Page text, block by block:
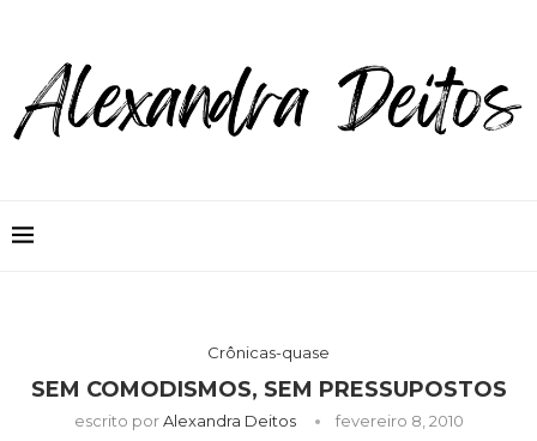
Crônicas-quase
SEM COMODISMOS, SEM PRESSUPOSTOS
escrito porAlexandra Deitos fevereiro 8, 2010